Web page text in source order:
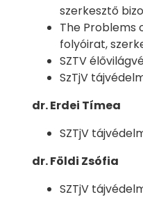
szerkesztő
The Problems
folyóirat,
SZTV
SzTjV
dr. Erdei Tímea
SZTjV
dr. Földi Zsófia
SZTjV